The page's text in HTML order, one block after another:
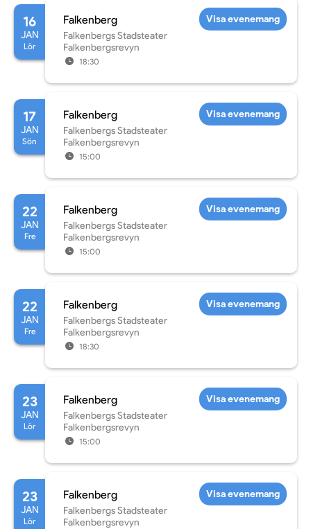
16
JAN
Lör
Falkenberg
Falkenbergs Stadsteater
Falkenbergsrevyn
18:30
Visa evenemang
17
JAN
Sön
Falkenberg
Falkenbergs Stadsteater
Falkenbergsrevyn
15:00
Visa evenemang
22
JAN
Fre
Falkenberg
Falkenbergs Stadsteater
Falkenbergsrevyn
15:00
Visa evenemang
22
JAN
Fre
Falkenberg
Falkenbergs Stadsteater
Falkenbergsrevyn
18:30
Visa evenemang
23
JAN
Lör
Falkenberg
Falkenbergs Stadsteater
Falkenbergsrevyn
15:00
Visa evenemang
23
JAN
Lör
Falkenberg
Falkenbergs Stadsteater
Falkenbergsrevyn
Visa evenemang